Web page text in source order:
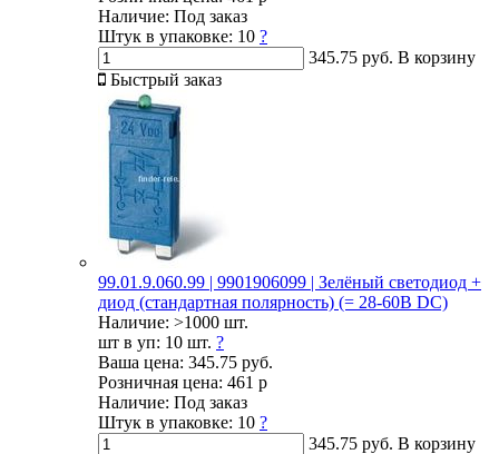
Наличие: Под заказ
Штук в упаковке: 10 ?
345.75 руб. В корзину
Быстрый заказ
99.01.9.060.99 | 9901906099 | Зелёный светодиод +
диод (стандартная полярность) (= 28-60В DC)
Наличие: >1000 шт.
шт в уп: 10 шт. ?
Ваша цена: 345.75 руб.
Розничная цена: 461 р
Наличие: Под заказ
Штук в упаковке: 10 ?
345.75 руб. В корзину